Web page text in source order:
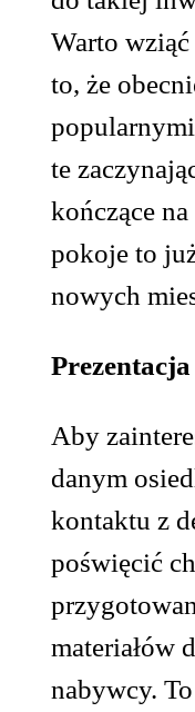
Warto
to, że
te
kończące
pokoje to
nowych
Aby
danym
kontaktu z
poświęcić
materiałów
nabywcy.